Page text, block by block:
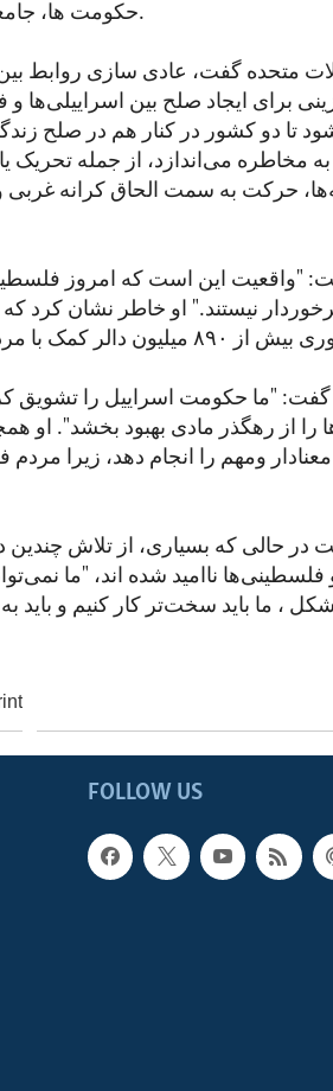
حکومت ها، جامعه مدنی و بخش خصوصی اشاره کرد.
متحده گفت، عادی سازی روابط
برای ایجاد صلح بین
تا دو کشور در کنار هم در صلح
مخاطره می‌اندازد، از جمله تحریک
حرکت به سمت الحاق کرانه غربی و
"واقعیت این است که امروز
نیستند." او خاطر نشان کرد
گفت: "ما حکومت اسراییل را تشویق
را از رهگذر مادی بهبود بخشد". او
معنادار ومهم را انجام دهد، زیرا
در حالی که بسیاری، از تلاش
فلسطینی‌ها ناامید شده اند، "ما
، ما باید سخت‌‌تر کار کنیم و باید
FOLLOW US